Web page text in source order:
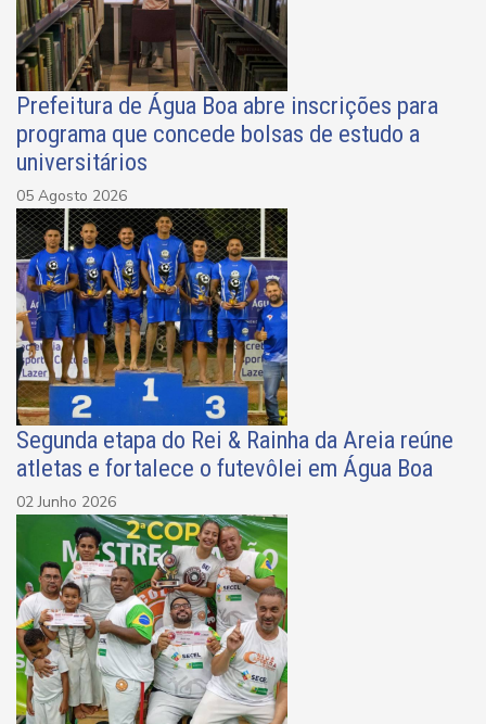
Prefeitura de Água Boa abre inscrições para
programa que concede bolsas de estudo a
universitários
05 Agosto 2026
Segunda etapa do Rei & Rainha da Areia reúne
atletas e fortalece o futevôlei em Água Boa
02 Junho 2026